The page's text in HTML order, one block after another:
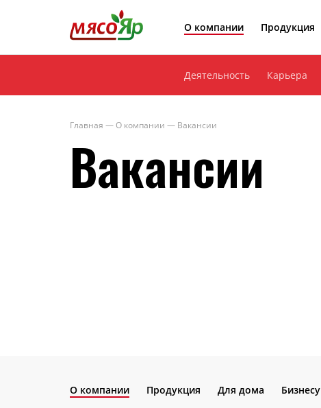
О компании Продукция
Деятельность Карьера
Главная —О компании — Вакансии
Вакансии
О компании Продукция Для дома Бизнесу